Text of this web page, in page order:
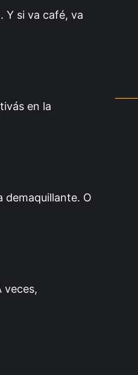
Y si va café, va
en la
demaquillante. O
veces,